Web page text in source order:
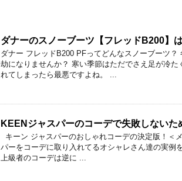
ダナーのスノーブーツ【フレッドB200】
ダナー フレッドB200 PFってどんなスノーブーツ
劫になりませんか？ 寒い季節はただでさえ足が冷
れてしまったら最悪ですよね。 ...
KEENジャスパーのコーデで失敗しないた
キーン ジャスパーのおしゃれコーデの決定版！＜
パーをコーデに取り入れてるオシャレさん達の実例
上級者のコーデは逆に ...